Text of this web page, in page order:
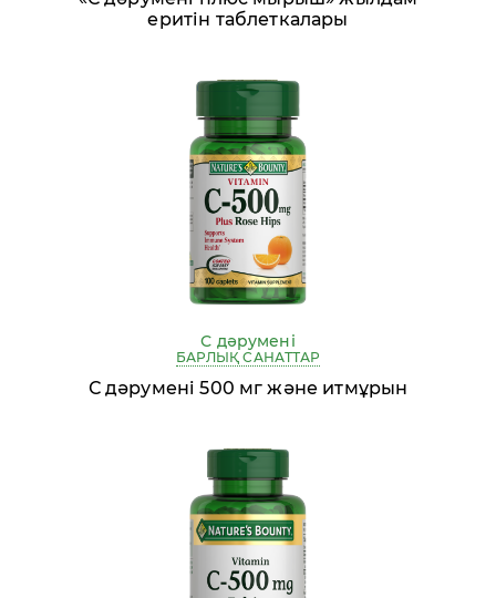
еритін таблеткалары
С дәрумені
БАРЛЫҚ САНАТТАР
С дәрумені 500 мг және итмұрын